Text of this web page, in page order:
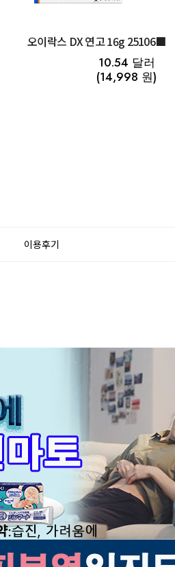
오이락스 DX 연고 16g 25106■
10.54 달러
(14,998 원)
이용후기